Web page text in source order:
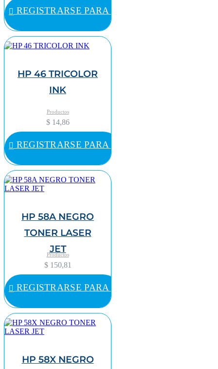
REGISTRARSE PARA COMPRAR
HP 46 TRICOLOR
INK
Productos
$ 14,86
REGISTRARSE PARA COMPRAR
HP 58A NEGRO
TONER LASER
JET
Productos
$ 150,81
REGISTRARSE PARA COMPRAR
HP 58X NEGRO